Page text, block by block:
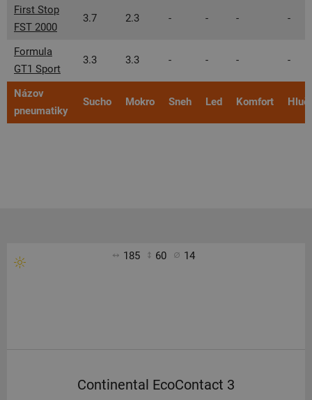
First Stop
FST 2000
3.7 2.3 - - - -
Formula
GT1 Sport
3.3 3.3 - - - -
Názov
pneumatiky
Sucho Mokro Sneh Led Komfort
185 60 14
Continental EcoContact 3